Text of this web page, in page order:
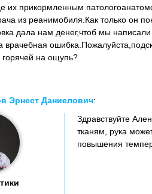
их прикормленным
из реанимобиля.Как только он
дала нам денег,чтоб мы
врачебная
на ощупь?
Эрнест Даниелович:
Здравствуйте
тканям, рука
повышения